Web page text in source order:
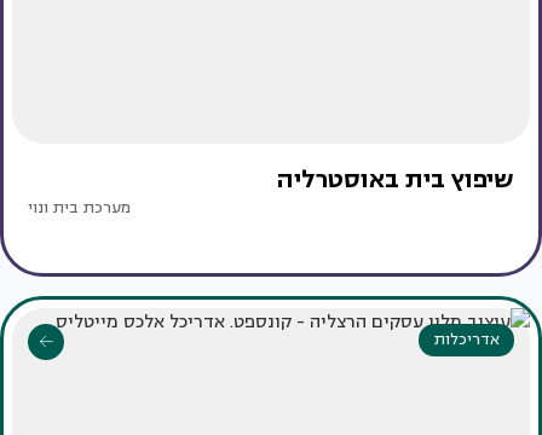
שיפוץ בית באוסטרליה
מערכת בית ונוי
אדריכלות